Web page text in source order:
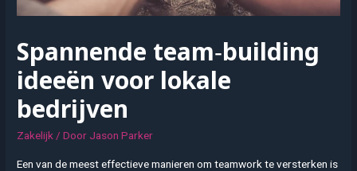
Spannende team‑building
ideeën voor lokale
bedrijven
Zakelijk / Door Jason Parker
Een van de meest effectieve manieren om teamwork te versterken is